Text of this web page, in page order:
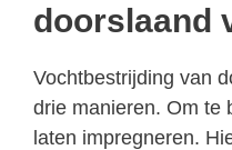
doorslaand
Vochtbestrijding van
drie manieren. Om te
laten impregneren.